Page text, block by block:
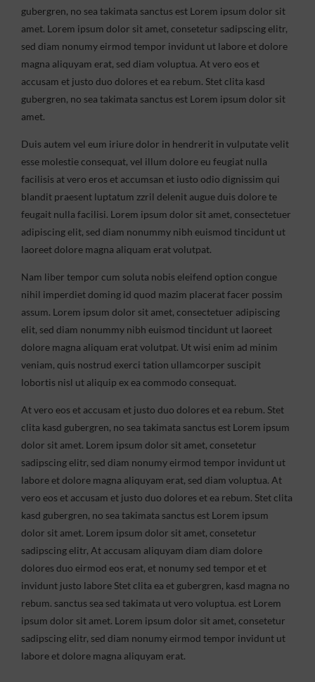
gubergren, no sea takimata sanctus est Lorem ipsum dolor sit
amet. Lorem ipsum dolor sit amet, consetetur sadipscing elitr,
sed diam nonumy eirmod tempor invidunt ut labore et dolore
magna aliquyam erat, sed diam voluptua. At vero eos et
accusam et justo duo dolores et ea rebum. Stet clita kasd
gubergren, no sea takimata sanctus est Lorem ipsum dolor sit
amet.
Duis autem vel eum iriure dolor in hendrerit in vulputate velit
esse molestie consequat, vel illum dolore eu feugiat nulla
facilisis at vero eros et accumsan et iusto odio dignissim qui
blandit praesent luptatum zzril delenit augue duis dolore te
feugait nulla facilisi. Lorem ipsum dolor sit amet, consectetuer
adipiscing elit, sed diam nonummy nibh euismod tincidunt ut
laoreet dolore magna aliquam erat volutpat.
Nam liber tempor cum soluta nobis eleifend option congue
nihil imperdiet doming id quod mazim placerat facer possim
assum. Lorem ipsum dolor sit amet, consectetuer adipiscing
elit, sed diam nonummy nibh euismod tincidunt ut laoreet
dolore magna aliquam erat volutpat. Ut wisi enim ad minim
veniam, quis nostrud exerci tation ullamcorper suscipit
lobortis nisl ut aliquip ex ea commodo consequat.
At vero eos et accusam et justo duo dolores et ea rebum. Stet
clita kasd gubergren, no sea takimata sanctus est Lorem ipsum
dolor sit amet. Lorem ipsum dolor sit amet, consetetur
sadipscing elitr, sed diam nonumy eirmod tempor invidunt ut
labore et dolore magna aliquyam erat, sed diam voluptua. At
vero eos et accusam et justo duo dolores et ea rebum. Stet clita
kasd gubergren, no sea takimata sanctus est Lorem ipsum
dolor sit amet. Lorem ipsum dolor sit amet, consetetur
sadipscing elitr, At accusam aliquyam diam diam dolore
dolores duo eirmod eos erat, et nonumy sed tempor et et
invidunt justo labore Stet clita ea et gubergren, kasd magna no
rebum. sanctus sea sed takimata ut vero voluptua. est Lorem
ipsum dolor sit amet. Lorem ipsum dolor sit amet, consetetur
sadipscing elitr, sed diam nonumy eirmod tempor invidunt ut
labore et dolore magna aliquyam erat.